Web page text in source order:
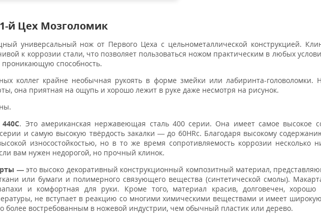
й Цех Мозголомик
универсальный нож от Первого Цеха с цельнометаллической конструкцией.
к коррозии стали, что позволяет пользоваться ножом практическим в любых
способность.
коллег крайне необычная рукоять в форме змейки или лабиринта-головоломки.
она приятная на ощупь и хорошо лежит в руке даже несмотря на рисунок.
. Это американская нержавеющая сталь 400 серии. Она имеет самое высокое
и самую высокую твёрдость закалки — до 60HRc. Благодаря высокому
износостойкостью, но в то же время сопротивляемость коррозии несколько
вам нужен недорогой, но прочный клинок.
—это высоко декоративный конструкционный композитный материал,
или бумаги и полимерного связующего вещества (синтетической смолы).
и комфортная для руки. Кроме того, материал красив, долговечен, хорошо
не вступает в реакцию со многими химическими веществами и имеет
более востребованным в ножевой индустрии, чем обычный пластик или дерево.